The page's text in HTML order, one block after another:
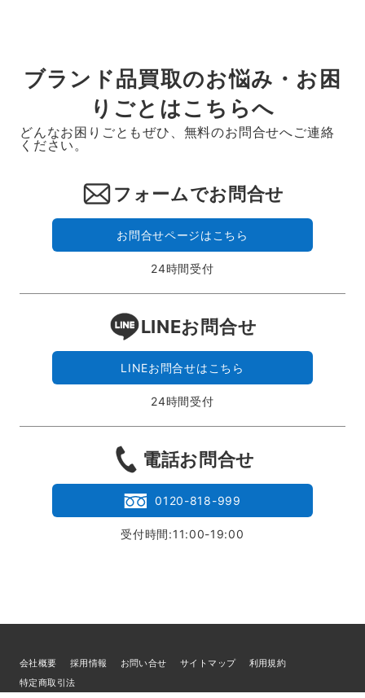
ブランド品買取のお悩み・お困
りごとはこちらへ
どんなお困りごともぜひ、無料のお問合せへご連絡
ください。
フォームでお問合せ
お問合せページはこちら
24時間受付
LINEお問合せ
LINEお問合せはこちら
24時間受付
電話お問合せ
0120-818-999
受付時間:11:00-19:00
会社概要 採用情報 お問い合せ サイトマップ
利用規約
特定商取引法